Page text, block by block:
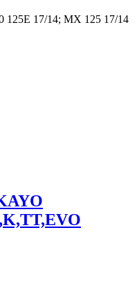
125E 17/14; MX 125 17/14